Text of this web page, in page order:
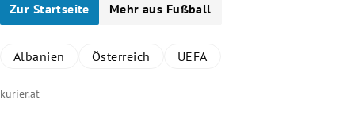
Zur Startseite Mehr aus Fußball
Albanien Österreich UEFA
kurier.at